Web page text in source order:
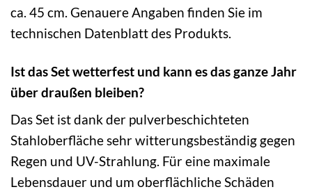
ca. 45 cm. Genauere Angaben finden Sie im
technischen Datenblatt des Produkts.
Ist das Set wetterfest und kann es das ganze Jahr
über draußen bleiben?
Das Set ist dank der pulverbeschichteten
Stahloberfläche sehr witterungsbeständig gegen
Regen und UV-Strahlung. Für eine maximale
Lebensdauer und um oberflächliche Schäden